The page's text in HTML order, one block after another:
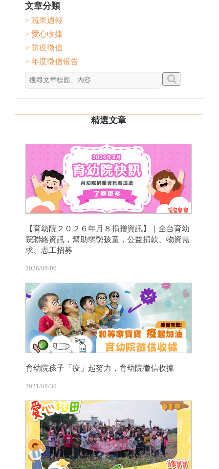
文章分類
> 蔬果週報
> 愛心收據
> 防疫徵信
> 年度徵信報告
精選文章
【育幼院２０２６年月８捐贈資訊】｜全台育幼
院聯絡資訊，幫助弱勢孩童，公益捐款、物資需
求、志工招募
2026/08/06
育幼院孩子「疫」起努力，育幼院徵信收據
2021/08/30